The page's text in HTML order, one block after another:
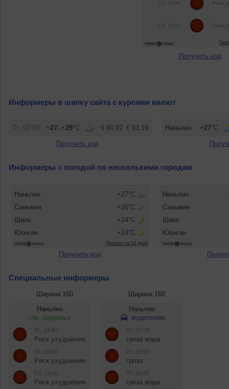
Получить код
Информеры в шапку сайта с курсами валют
Получить код
Информеры с погодой по несколькими городам
Получить код
Специальные информеры
Ширина 160 Ширина 160